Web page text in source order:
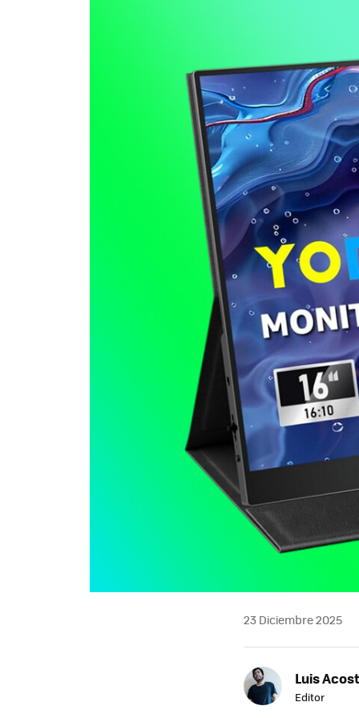
23 Diciembre 2025
Luis
Editor